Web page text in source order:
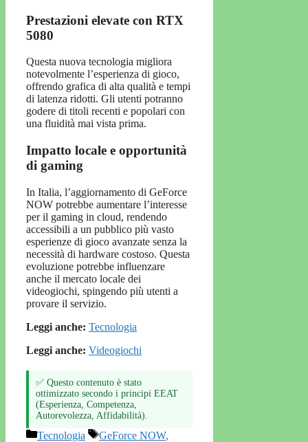
Prestazioni elevate con RTX
5080
Questa nuova tecnologia migliora
notevolmente l’esperienza di gioco,
offrendo grafica di alta qualità e tempi
di latenza ridotti. Gli utenti potranno
godere di titoli recenti e popolari con
una fluidità mai vista prima.
Impatto locale e opportunità
di gaming
In Italia, l’aggiornamento di GeForce
NOW potrebbe aumentare l’interesse
per il gaming in cloud, rendendo
accessibili a un pubblico più vasto
esperienze di gioco avanzate senza la
necessità di hardware costoso. Questa
evoluzione potrebbe influenzare
anche il mercato locale dei
videogiochi, spingendo più utenti a
provare il servizio.
Leggi anche: Tecnologia
Leggi anche: Videogiochi
✅ Questo contenuto è stato
ottimizzato secondo i principi EEAT
(Esperienza, Competenza,
Autorevolezza, Affidabilità).
Categorie
Tecnologia Tag
GeForce NOW,